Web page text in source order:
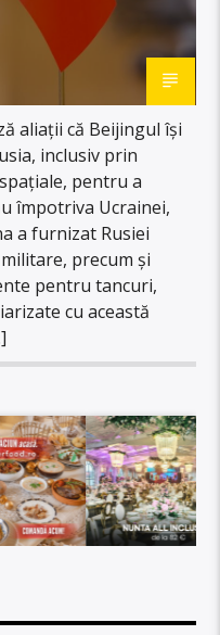
aliaţii că Beijingul îşi
inclusiv prin
pentru a
împotriva Ucrainei,
a furnizat Rusiei
precum şi
pentru tancuri,
cu această